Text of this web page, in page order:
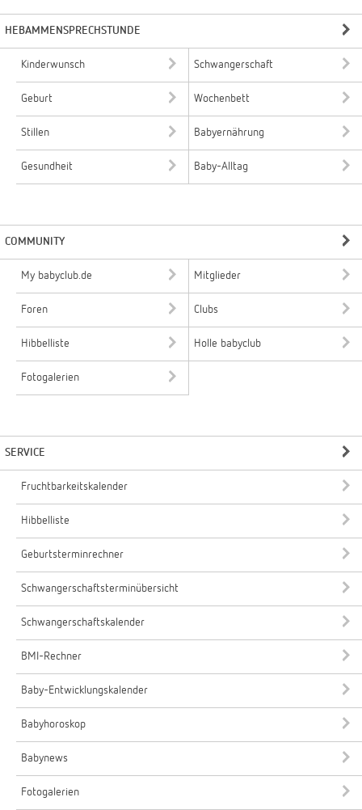
HEBAMMENSPRECHSTUNDE
Kinderwunsch Schwangerschaft
Geburt Wochenbett
Stillen Babyernährung
Gesundheit Baby-Alltag
COMMUNITY
My babyclub.de Mitglieder
Foren Clubs
Hibbelliste Holle babyclub
Fotogalerien
SERVICE
Fruchtbarkeitskalender
Hibbelliste
Geburtsterminrechner
Schwangerschaftsterminübersicht
Schwangerschaftskalender
BMI-Rechner
Baby-Entwicklungskalender
Babyhoroskop
Babynews
Fotogalerien